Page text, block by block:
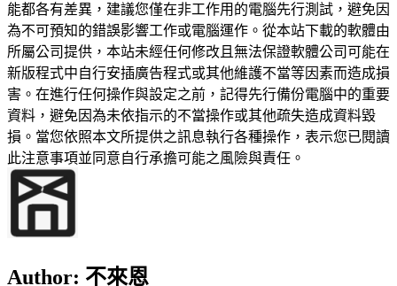
能都各有差異，建議您僅在非工作用的電腦先行測試，避免因
為不可預知的錯誤影響工作或電腦運作。從本站下載的軟體由
所屬公司提供，本站未經任何修改且無法保證軟體公司可能在
新版程式中自行安插廣告程式或其他維護不當等因素而造成損
害。在進行任何操作與設定之前，記得先行備份電腦中的重要
資料，避免因為未依指示的不當操作或其他疏失造成資料毀
損。當您依照本文所提供之訊息執行各種操作，表示您已閱讀
此注意事項並同意自行承擔可能之風險與責任。
Author: 不來恩